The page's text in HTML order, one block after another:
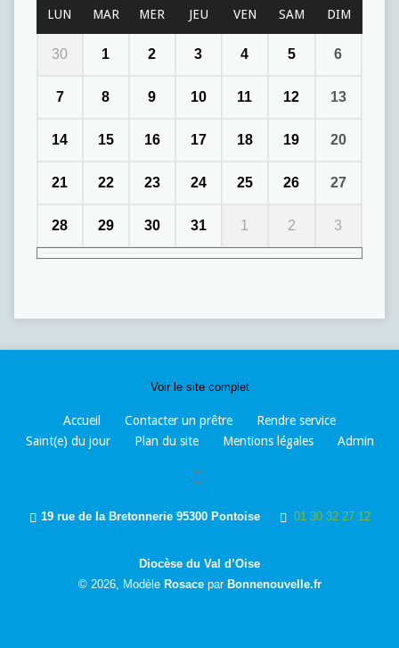
LUN MAR MER JEU VEN SAM DIM
30 1 2 3 4 5 6
7 8 9 10 11 12 13
14 15 16 17 18 19 20
21 22 23 24 25 26 27
28 29 30 31 1 2 3
Voir le site complet
Accueil Contacter un prêtre
Rendre service
Saint(e) du jour
Plan du site Mentions légales Admin
19 rue de la Bretonnerie 95300 Pontoise 01 30 32 27 12
Diocèse du Val d’Oise
© 2026, Modèle Rosacepar Bonnenouvelle.fr